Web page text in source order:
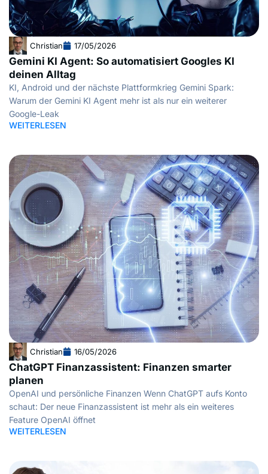
Christian 17/05/2026
Gemini KI Agent: So automatisiert Googles KI
deinen Alltag
KI, Android und der nächste Plattformkrieg Gemini Spark:
Warum der Gemini KI Agent mehr ist als nur ein weiterer
Google-Leak
WEITERLESEN
Christian 16/05/2026
ChatGPT Finanzassistent: Finanzen smarter
planen
OpenAI und persönliche Finanzen Wenn ChatGPT aufs Konto
schaut: Der neue Finanzassistent ist mehr als ein weiteres
Feature OpenAI öffnet
WEITERLESEN